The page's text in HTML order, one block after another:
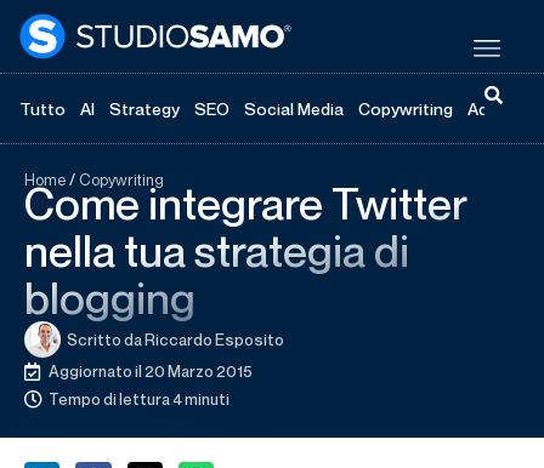
Tutto AI Strategy SEO Social Media Copywriting
Home/ Copywriting
Come integrare Twitter
nella tua strategia di
blogging
Scritto daRiccardo Esposito
Aggiornato il 20 Marzo 2015
Tempo di lettura 4 minuti